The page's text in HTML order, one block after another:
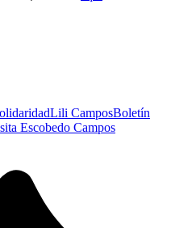
Lili CamposBoletín
Escobedo Campos